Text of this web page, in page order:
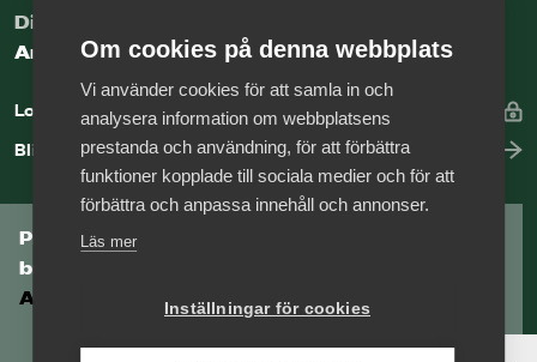
Digital kunskapsbank för arbetsgivare
Arbetsgivarguiden
Logga in
Bli medlem
Prenumerera på Tågföretagens
branschnyhetsbrev
Aktuell info direkt i din inkorg.
Om cookies på denna webbplats
Vi använder cookies för att samla in och
analysera information om webbplatsens
prestanda och användning, för att förbättra
funktioner kopplade till sociala medier och för att
förbättra och anpassa innehåll och annonser.
Läs mer
Inställningar för cookies